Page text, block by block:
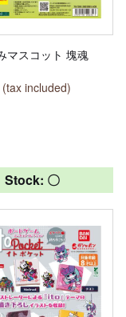
マスコット 塊魂
included)
Stock: 〇